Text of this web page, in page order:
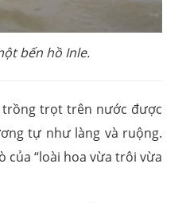
bến hồ Inle.
trồng trọt trên nước được
tự như làng và ruộng.
của “loài hoa vừa trôi vừa